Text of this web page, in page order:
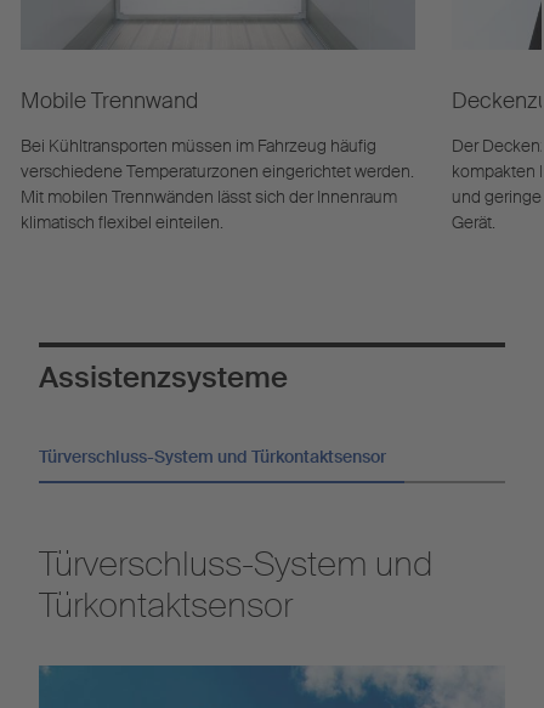
Mobile Trennwand
Bei Kühltransporten müssen im Fahrzeug häufig
verschiedene Temperaturzonen eingerichtet werden.
Mit mobilen Trennwänden lässt sich der Innenraum
klimatisch flexibel einteilen.
Der
kompakten
und
Gerät.
Assistenzsysteme
Türverschluss-System und Türkontaktsensor
Türverschluss-System und
Türkontaktsensor